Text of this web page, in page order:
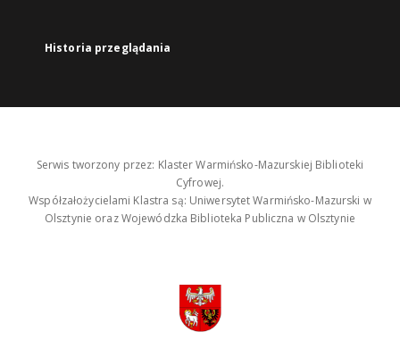
Historia przeglądania
Serwis tworzony przez: Klaster Warmińsko-Mazurskiej Biblioteki
Cyfrowej.
Współzałożycielami Klastra są: Uniwersytet Warmińsko-Mazurski w
Olsztynie oraz Wojewódzka Biblioteka Publiczna w Olsztynie